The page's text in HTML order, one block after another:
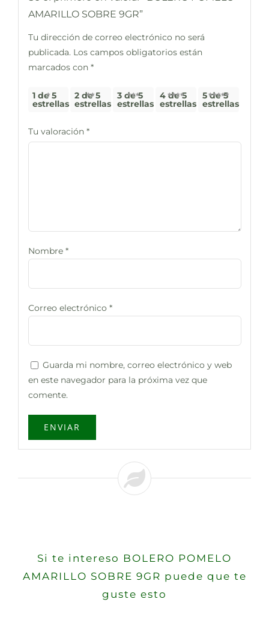
AMARILLO SOBRE 9GR”
Tu dirección de correo electrónico no será
publicada. Los campos obligatorios están
marcados con *
1 de 5
estrellas
2 de 5
estrellas
3 de 5
estrellas
4 de 5
estrellas
5 de 5
estrellas
Tu valoración *
Nombre *
Correo electrónico *
Guarda mi nombre, correo electrónico y web
en este navegador para la próxima vez que
comente.
Si te intereso BOLERO POMELO
AMARILLO SOBRE 9GR puede que te
guste esto